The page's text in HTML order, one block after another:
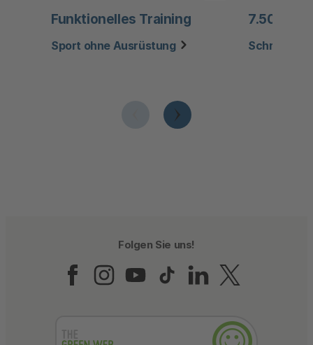
Funktionelles Training
Sport ohne Ausrüstung
7.500
Schritte für
Folgen Sie uns!
Folgen Sie uns auf
Folgen Sie uns auf
Folgen Sie uns
Folgen Sie
Folgen